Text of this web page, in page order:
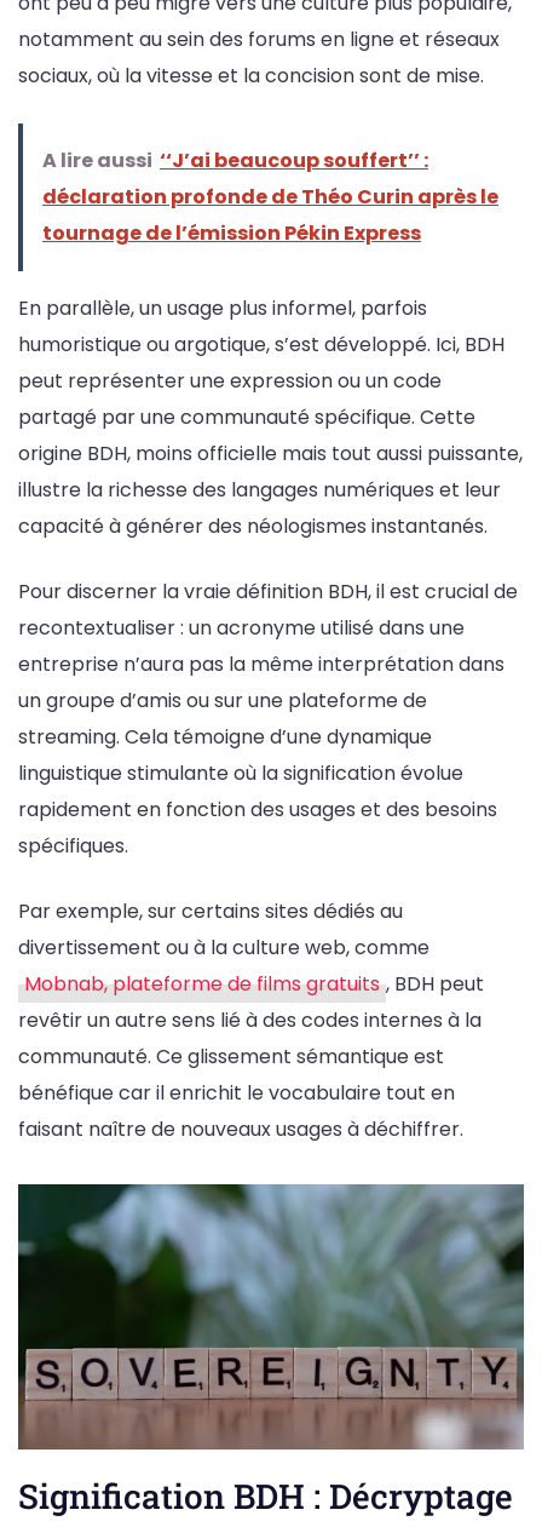
notamment au sein des forums en ligne et réseaux
sociaux, où la vitesse et la concision sont de mise.
A lire aussi ‘‘J’ai beaucoup souffert’’ :
déclaration profonde de Théo Curin après le
tournage de l’émission Pékin Express
En parallèle, un usage plus informel, parfois
humoristique ou argotique, s’est développé. Ici, BDH
peut représenter une expression ou un code
partagé par une communauté spécifique. Cette
origine BDH, moins officielle mais tout aussi puissante,
illustre la richesse des langages numériques et leur
capacité à générer des néologismes instantanés.
Pour discerner la vraie définition BDH, il est crucial de
recontextualiser : un acronyme utilisé dans une
entreprise n’aura pas la même interprétation dans
un groupe d’amis ou sur une plateforme de
streaming. Cela témoigne d’une dynamique
linguistique stimulante où la signification évolue
rapidement en fonction des usages et des besoins
spécifiques.
Par exemple, sur certains sites dédiés au
divertissement ou à la culture web, comme
Mobnab, plateforme de films gratuits , BDH peut
revêtir un autre sens lié à des codes internes à la
communauté. Ce glissement sémantique est
bénéfique car il enrichit le vocabulaire tout en
faisant naître de nouveaux usages à déchiffrer.
Signification BDH : Décryptage